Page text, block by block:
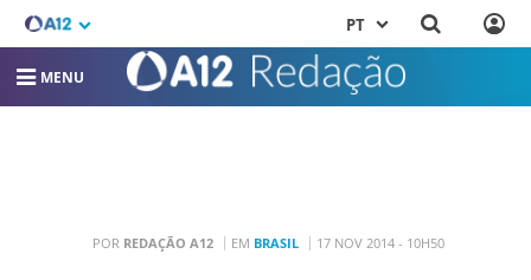
PT
MENU
POR REDAÇÃO A12 EM BRASIL 17 NOV 2014 - 10H50